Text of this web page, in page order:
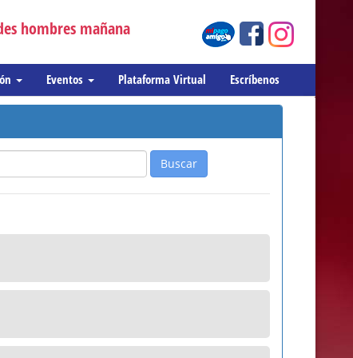
hombres mañana
Eventos Plataforma Virtual Escríbenos
Buscar